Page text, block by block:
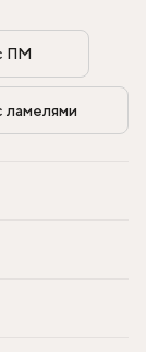
с ПМ